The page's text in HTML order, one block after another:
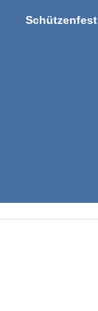
Schützenfest